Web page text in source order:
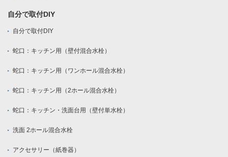
自分で取付DIY
自分で取付DIY
蛇口：キッチン用（壁付混合水栓）
蛇口：キッチン用（ワンホール混合水栓）
蛇口：キッチン用（2ホール混合水栓）
蛇口：キッチン・洗面台用（壁付単水栓）
洗面 2ホール混合水栓
アクセサリー（紙巻器）